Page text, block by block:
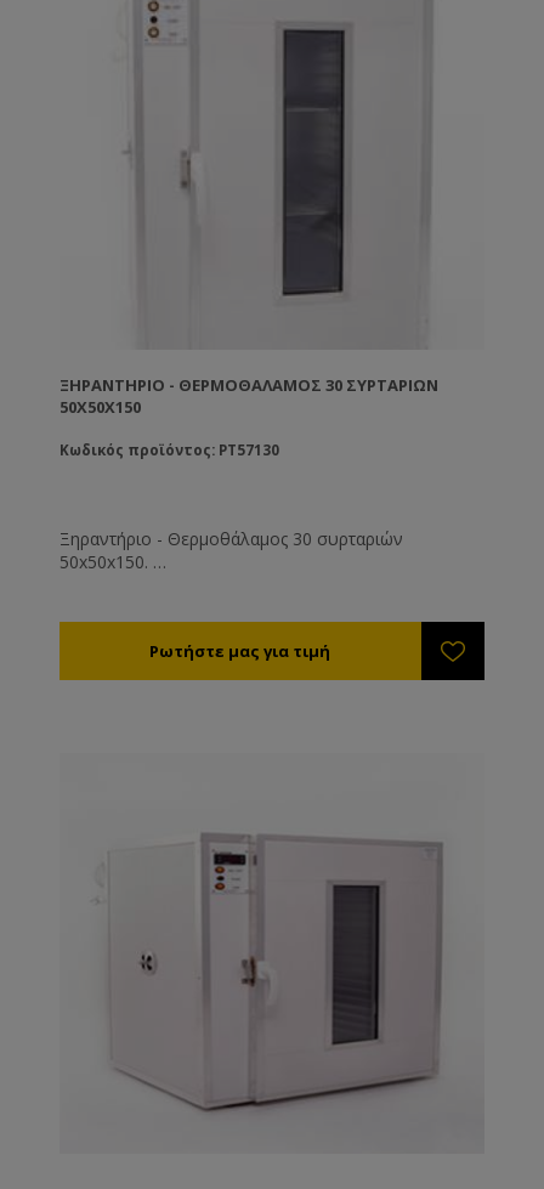
ΞΗΡΑΝΤΉΡΙΟ - ΘΕΡΜΟΘΆΛΑΜΟΣ 30 ΣΥΡΤΑΡΙΩΝ
50Χ50Χ150
Κωδικός προϊόντος: PT57130
Ξηραντήριο - Θερμοθάλαμος 30 συρταριών
50x50x150.
(μαλακή - συντηρείται εντός ψυγείου).
Η διάρκεια ξήρανσης είναι από 8 - 72 ώρες ανάλογα